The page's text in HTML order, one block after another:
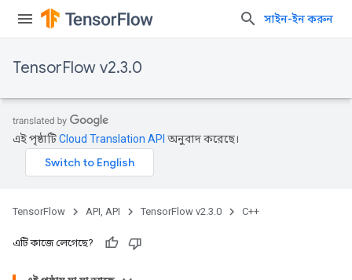
সাইন-ইন করুন
TensorFlow v2.3.0
এই পৃষ্ঠাটিCloud Translation API অনুবাদ করেছে।
TensorFlow API, API TensorFlow v2.3.0 C++
এটি কাজে লেগেছে?